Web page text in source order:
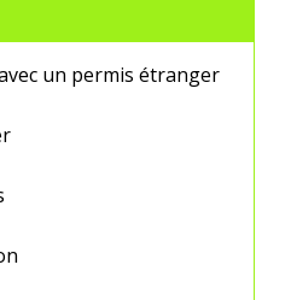
un permis étranger